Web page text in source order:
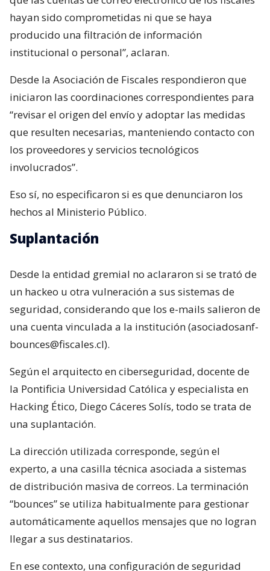
hayan sido comprometidas ni que se haya
producido una filtración de información
institucional o personal”, aclaran.
Desde la Asociación de Fiscales respondieron que
iniciaron las coordinaciones correspondientes para
“revisar el origen del envío y adoptar las medidas
que resulten necesarias, manteniendo contacto con
los proveedores y servicios tecnológicos
involucrados”.
Eso sí, no especificaron si es que denunciaron los
hechos al Ministerio Público.
Suplantación
Desde la entidad gremial no aclararon si se trató de
un hackeo u otra vulneración a sus sistemas de
seguridad, considerando que los e-mails salieron de
una cuenta vinculada a la institución (asociadosanf-
bounces@fiscales.cl).
Según el arquitecto en ciberseguridad, docente de
la Pontificia Universidad Católica y especialista en
Hacking Ético, Diego Cáceres Solís, todo se trata de
una suplantación.
La dirección utilizada corresponde, según el
experto, a una casilla técnica asociada a sistemas
de distribución masiva de correos. La terminación
“bounces” se utiliza habitualmente para gestionar
automáticamente aquellos mensajes que no logran
llegar a sus destinatarios.
En ese contexto, una configuración de seguridad